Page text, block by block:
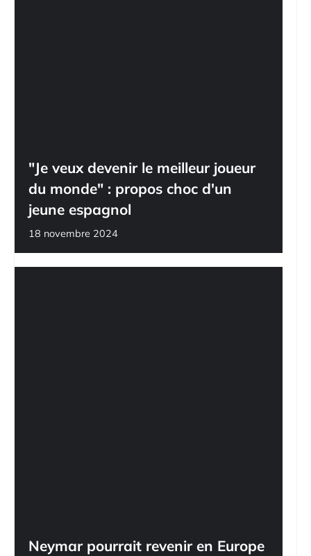
"Je veux devenir le meilleur joueur
du monde" : propos choc d'un
jeune espagnol
18 novembre 2024
Neymar pourrait revenir en Europe